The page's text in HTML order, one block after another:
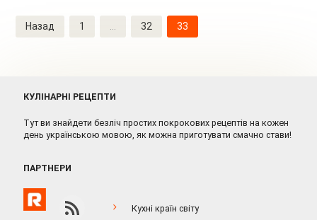
Навігація
записів
Назад 1 32 33
КУЛІНАРНІ РЕЦЕПТИ
Тут ви знайдети безліч простих покрокових рецептів на кожен
день українською мовою, як можна приготувати смачно стави!
ПАРТНЕРИ
Кухні країн світу